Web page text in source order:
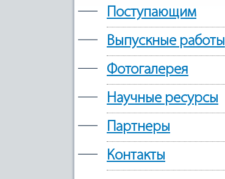
— Поступающим
— Выпускные работы
— Фотогалерея
— Научные ресурсы
— Партнеры
— Контакты